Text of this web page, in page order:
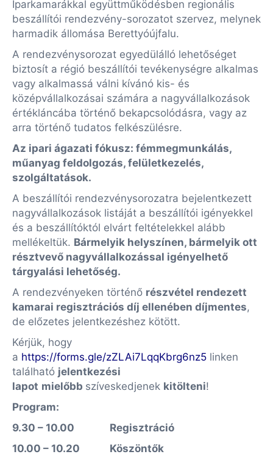
Iparkamarákkal együttműködésben regionális
beszállítói rendezvény-sorozatot szervez, melynek
harmadik állomása Berettyóújfalu.
A rendezvénysorozat egyedülálló lehetőséget
biztosít a régió beszállítói tevékenységre alkalmas
vagy alkalmassá válni kívánó kis- és
középvállalkozásai számára a nagyvállalkozások
értékláncába történő bekapcsolódásra, vagy az
arra történő tudatos felkészülésre.
Az ipari ágazati fókusz: fémmegmunkálás,
műanyag feldolgozás, felületkezelés,
szolgáltatások.
A beszállítói rendezvénysorozatra bejelentkezett
nagyvállalkozások listáját a beszállítói igényekkel
és a beszállítóktól elvárt feltételekkel alább
mellékeltük. Bármelyik helyszínen, bármelyik ott
résztvevő nagyvállalkozással igényelhető
tárgyalási lehetőség.
A rendezvényeken történő részvétel rendezett
kamarai regisztrációs díj ellenében díjmentes,
de előzetes jelentkezéshez kötött.
Kérjük, hogy
a https://forms.gle/zZLAi7LqqKbrg6nz5 linken
található jelentkezési
lapot mielőbb szíveskedjenek kitölteni!
Program:
9.30 – 10.00
Regisztráció
10.00 – 10.20
Köszöntők